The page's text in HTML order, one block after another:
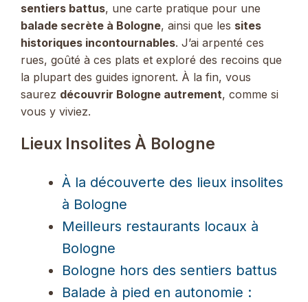
sentiers battus, une carte pratique pour une
balade secrète à Bologne, ainsi que les sites
historiques incontournables. J’ai arpenté ces
rues, goûté à ces plats et exploré des recoins que
la plupart des guides ignorent. À la fin, vous
saurez découvrir Bologne autrement, comme si
vous y viviez.
Lieux Insolites À Bologne
À la découverte des lieux insolites
à Bologne
Meilleurs restaurants locaux à
Bologne
Bologne hors des sentiers battus
Balade à pied en autonomie :